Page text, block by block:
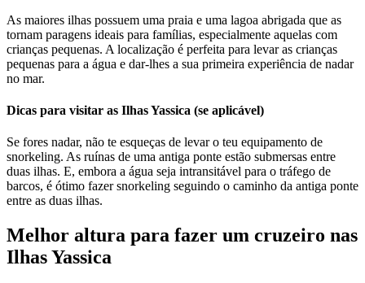
As maiores ilhas possuem uma praia e uma lagoa abrigada que as
tornam paragens ideais para famílias, especialmente aquelas com
crianças pequenas. A localização é perfeita para levar as crianças
pequenas para a água e dar-lhes a sua primeira experiência de nadar
no mar.
Dicas para visitar as Ilhas Yassica (se aplicável)
Se fores nadar, não te esqueças de levar o teu equipamento de
snorkeling. As ruínas de uma antiga ponte estão submersas entre
duas ilhas. E, embora a água seja intransitável para o tráfego de
barcos, é ótimo fazer snorkeling seguindo o caminho da antiga ponte
entre as duas ilhas.
Melhor altura para fazer um cruzeiro nas
Ilhas Yassica